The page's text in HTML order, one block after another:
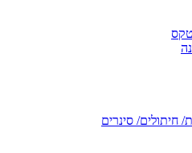
חיתולים/ סינרים